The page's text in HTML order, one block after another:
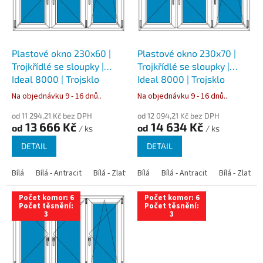
Plastové okno 230x60 |
Trojkřídlé se sloupky |
Ideal 8000 | Trojsklo
Na objednávku 9 - 16 dnů..
od 11 294,21 Kč bez DPH
od 13 666 Kč / ks
DETAIL
Bílá Bílá - Antracit Bílá - Zlatý dub Bílá - Tmavý dub Bílá -
Plastové okno 230x70 |
Trojkřídlé se sloupky |
Ideal 8000 | Trojsklo
Na objednávku 9 - 16 dnů..
od 12 094,21 Kč bez DPH
od 14 634 Kč / ks
DETAIL
Bílá Bílá - Antracit Bílá - Zlatý
Počet komor: 6
Počet těsnění:
3
Počet komor: 6
Počet těsnění:
3